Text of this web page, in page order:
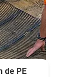
de PE